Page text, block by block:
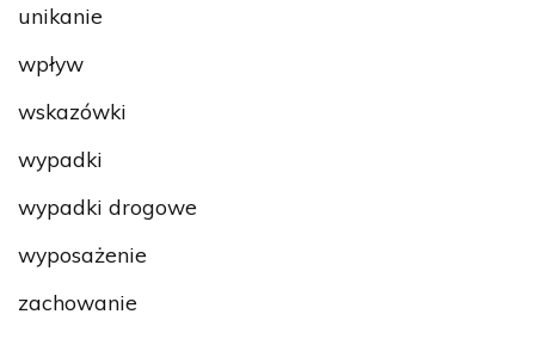
unikanie
wpływ
wskazówki
wypadki
wypadki drogowe
wyposażenie
zachowanie